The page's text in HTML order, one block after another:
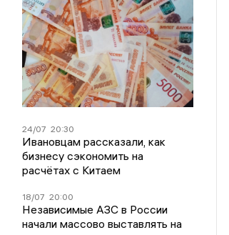
24/07 20:30
Ивановцам рассказали, как
бизнесу сэкономить на
расчётах с Китаем
18/07 20:00
Независимые АЗС в России
начали массово выставлять на